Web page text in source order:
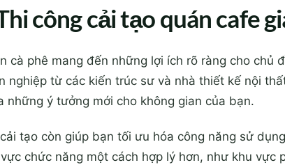
công cải tạo quán cafe
cà phê mang đến những lợi ích rõ ràng cho chủ
nghiệp từ các kiến trúc sư và nhà thiết kế nội
những ý tưởng mới cho không gian của bạn.
tạo còn giúp bạn tối ưu hóa công năng sử
chức năng một cách hợp lý hơn, như khu vực